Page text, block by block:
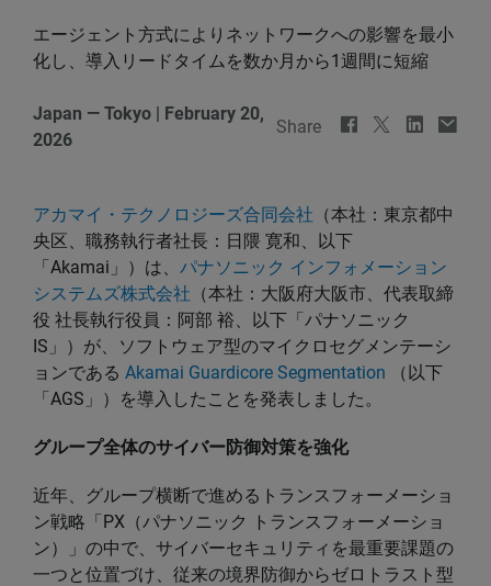
エージェント方式によりネットワークへの影響を最小
化し、導入リードタイムを数か月から1週間に短縮
Japan — Tokyo | February 20,
2026
Share
アカマイ・テクノロジーズ合同会社 （本社：東京都中
央区、職務執行者社長：日隈 寛和、以下
「Akamai」）は、 パナソニック インフォメーション
システムズ株式会社 （本社：大阪府大阪市、代表取締
役 社長執行役員：阿部 裕、以下「パナソニック
IS」）が、ソフトウェア型のマイクロセグメンテーシ
ョンである Akamai Guardicore Segmentation （以下
「AGS」）を導入したことを発表しました。
グループ全体のサイバー防御対策を強化
近年、グループ横断で進めるトランスフォーメーショ
ン戦略「PX（パナソニック トランスフォーメーショ
ン）」の中で、サイバーセキュリティを最重要課題の
一つと位置づけ、従来の境界防御からゼロトラスト型